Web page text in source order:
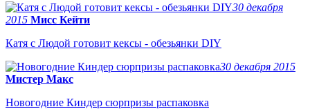
30 декабря
2015 Мисс Кейти
Катя с Людой готовит кексы - обезьянки DIY
30 декабря 2015
Мистер Макс
Новогодние Киндер сюрпризы распаковка